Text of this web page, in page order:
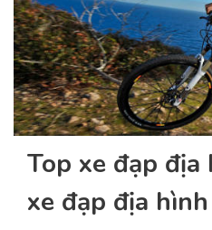
Top xe đạp địa
xe đạp địa hình